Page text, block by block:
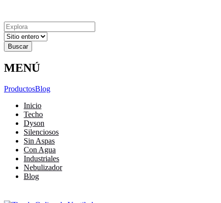
Resultados
para
MENÚ
ProductosBlog
Inicio
Techo
Dyson
Silenciosos
Sin Aspas
Con Agua
Industriales
Nebulizador
Blog